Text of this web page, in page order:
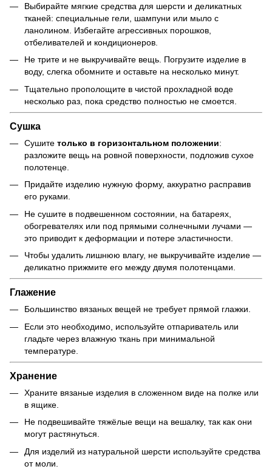
Выбирайте мягкие средства для шерсти и деликатных
тканей: специальные гели, шампуни или мыло с
ланолином. Избегайте агрессивных порошков,
отбеливателей и кондиционеров.
Не трите и не выкручивайте вещь. Погрузите изделие в
воду, слегка обомните и оставьте на несколько минут.
Тщательно прополощите в чистой прохладной воде
несколько раз, пока средство полностью не смоется.
Сушка
Сушите только в горизонтальном положении:
разложите вещь на ровной поверхности, подложив сухое
полотенце.
Придайте изделию нужную форму, аккуратно расправив
его руками.
Не сушите в подвешенном состоянии, на батареях,
обогревателях или под прямыми солнечными лучами —
это приводит к деформации и потере эластичности.
Чтобы удалить лишнюю влагу, не выкручивайте изделие —
деликатно прижмите его между двумя полотенцами.
Глажение
Большинство вязаных вещей не требует прямой глажки.
Если это необходимо, используйте отпариватель или
гладьте через влажную ткань при минимальной
температуре.
Хранение
Храните вязаные изделия в сложенном виде на полке или
в ящике.
Не подвешивайте тяжёлые вещи на вешалку, так как они
могут растянуться.
Для изделий из натуральной шерсти используйте средства
от моли.